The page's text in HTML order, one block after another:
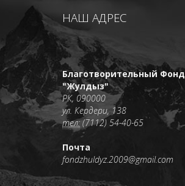
НАШ АДРЕС
Благотворительный Фонд
"Жулдыз"
РК, 090000
ул. Кердери, 138
тел: (7112) 54-40-65
Почта
fondzhuldyz.2009@gmail.com